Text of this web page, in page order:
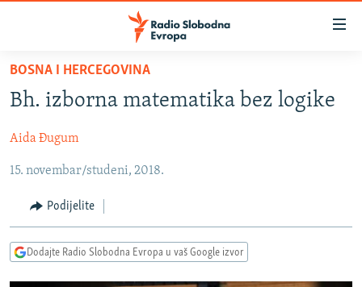
Pređite
glavni
Pređite
na
navigaciju
Pređite
na
pretragu
VIJESTI
SRBIJA
KOSOVO
CRNA GORA
VIZUELNO
VIDEO
PODCASTI
BOSNA I HERCEGOVINA
Bh. izborna matematika bez logike
Aida Đugum
15. novembar/studeni, 2018.
Podijelite
Dodajte Radio Slobodna Evropa u vaš Google izvor